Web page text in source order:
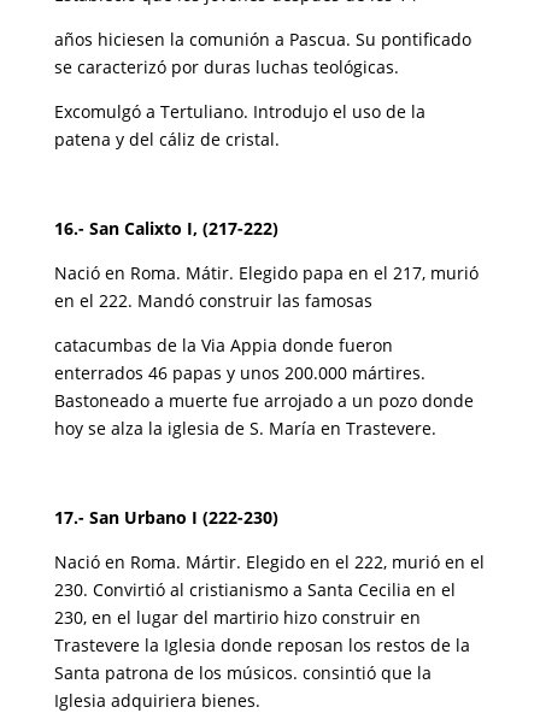
años hiciesen la comunión a Pascua. Su pontificado
se caracterizó por duras luchas teológicas.
Excomulgó a Tertuliano. Introdujo el uso de la
patena y del cáliz de cristal.
16.- San Calixto I, (217-222)
Nació en Roma. Mátir. Elegido papa en el 217, murió
en el 222. Mandó construir las famosas
catacumbas de la Via Appia donde fueron
enterrados 46 papas y unos 200.000 mártires.
Bastoneado a muerte fue arrojado a un pozo donde
hoy se alza la iglesia de S. María en Trastevere.
17.- San Urbano I (222-230)
Nació en Roma. Mártir. Elegido en el 222, murió en el
230. Convirtió al cristianismo a Santa Cecilia en el
230, en el lugar del martirio hizo construir en
Trastevere la Iglesia donde reposan los restos de la
Santa patrona de los músicos. consintió que la
Iglesia adquiriera bienes.